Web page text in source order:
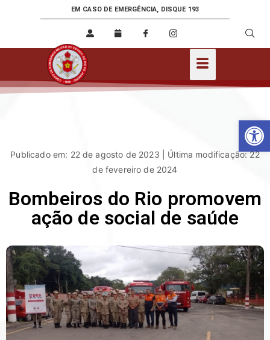
EM CASO DE EMERGÊNCIA, DISQUE 193
Publicado em: 22 de agosto de 2023 | Última modificação: 22
de fevereiro de 2024
Bombeiros do Rio promovem
ação de social de saúde